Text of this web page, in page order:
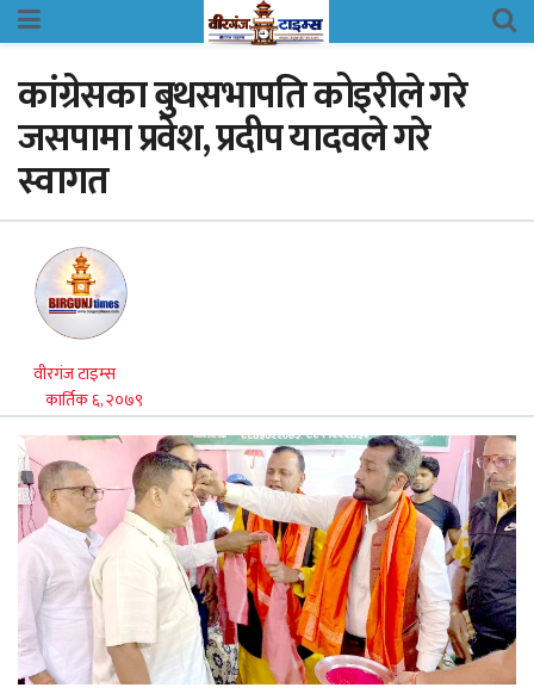
कांग्रेसका बुथसभापति कोइरीले गरे
जसपामा प्रवेश, प्रदीप यादवले गरे
स्वागत
वीरगंज टाइम्स
कार्तिक ६, २०७९